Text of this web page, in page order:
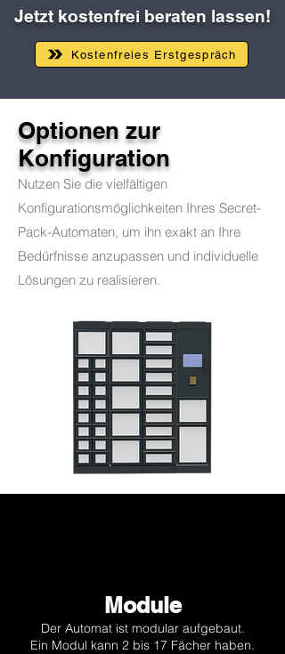
Jetzt kostenfrei beraten lassen!
Kostenfreies Erstgespräch
Optionen zur
Konfiguration
Nutzen Sie die vielfältigen
Konfigurationsmöglichkeiten Ihres Secret-
Pack-Automaten, um ihn exakt an Ihre
Bedürfnisse anzupassen und individuelle
Lösungen zu realisieren.
Module
Der Automat ist modular aufgebaut.
Ein Modul kann 2 bis 17 Fächer haben.